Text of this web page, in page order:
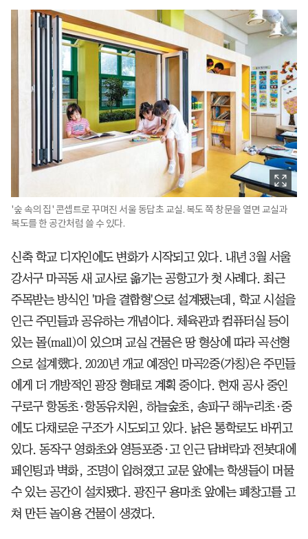
'숲 속의 집' 콘셉트로 꾸며진 서울 동답초 교실. 복도 쪽 창문을 열면 교실과
복도를 한 공간처럼 쓸 수 있다.
신축 학교 디자인에도 변화가 시작되고 있다. 내년 3월 서울
강서구 마곡동 새 교사로 옮기는 공항고가 첫 사례다. 최근
주목받는 방식인 '마을 결합형'으로 설계됐는데, 학교 시설을
인근 주민들과 공유하는 개념이다. 체육관과 컴퓨터실 등이
있는 몰(mall)이 있으며 교실 건물은 땅 형상에 따라 곡선형
으로 설계했다. 2020년 개교 예정인 마곡2중(가칭)은 주민들
에게 더 개방적인 광장 형태로 계획 중이다. 현재 공사 중인
구로구 항동초·항동유치원, 하늘숲초, 송파구 해누리초·중
에도 다채로운 구조가 시도되고 있다. 낡은 통학로도 바뀌고
있다. 동작구 영화초와 영등포중·고 인근 담벼락과 전봇대에
페인팅과 벽화, 조명이 입혀졌고 교문 앞에는 학생들이 머물
수 있는 공간이 설치됐다. 광진구 용마초 앞에는 폐창고를 고
쳐 만든 놀이용 건물이 생겼다.